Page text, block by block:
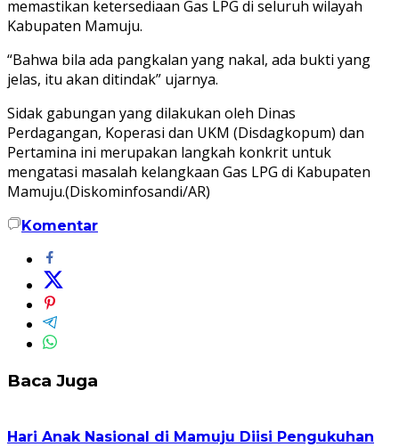
memastikan ketersediaan Gas LPG di seluruh wilayah
Kabupaten Mamuju.
“Bahwa bila ada pangkalan yang nakal, ada bukti yang
jelas, itu akan ditindak” ujarnya.
Sidak gabungan yang dilakukan oleh Dinas
Perdagangan, Koperasi dan UKM (Disdagkopum) dan
Pertamina ini merupakan langkah konkrit untuk
mengatasi masalah kelangkaan Gas LPG di Kabupaten
Mamuju.(Diskominfosandi/AR)
Komentar
Baca Juga
Hari Anak Nasional di Mamuju Diisi Pengukuhan